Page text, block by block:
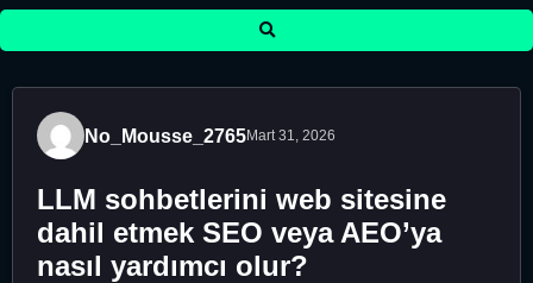
No_Mousse_2765Mart 31, 2026
LLM sohbetlerini web sitesine
dahil etmek SEO veya AEO’ya
nasıl yardımcı olur?